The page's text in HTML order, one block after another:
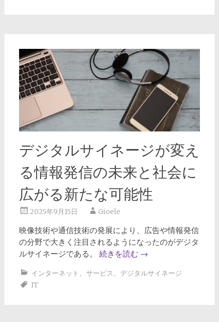
デジタルサイネージが変え
る情報発信の未来と社会に
広がる新たな可能性
2025年9月15日 Gioele
映像技術や通信技術の発展により、広告や情報発信
の分野で大きく注目されるようになったのがデジタ
ルサイネージである。 続きを読む →
インターネット 、 サービス 、 デジタルサイネージ
IT